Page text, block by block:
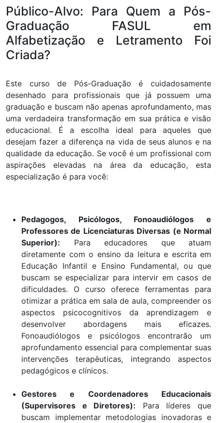
Público-Alvo: Para Quem a Pós-
Graduação FASUL em
Alfabetização e Letramento Foi
Criada?
Este curso de Pós-Graduação é cuidadosamente
desenhado para profissionais que já possuem uma
graduação e buscam não apenas aprofundamento, mas
uma verdadeira transformação em sua prática e visão
educacional. É a escolha ideal para aqueles que
desejam fazer a diferença na vida de seus alunos e na
qualidade da educação. Se você é um profissional com
aspirações elevadas na área da educação, esta
especialização é para você:
Pedagogos, Psicólogos, Fonoaudiólogos e
Professores de Licenciaturas Diversas (e Normal
Superior): Para educadores que atuam
diretamente com o ensino da leitura e escrita em
Educação Infantil e Ensino Fundamental, ou que
buscam se especializar para intervir em casos de
dificuldades. O curso oferece ferramentas para
otimizar a prática em sala de aula, compreender os
aspectos psicocognitivos da aprendizagem e
desenvolver abordagens mais eficazes.
Fonoaudiólogos e psicólogos encontrarão um
aprofundamento essencial para complementar suas
intervenções terapêuticas, integrando aspectos
pedagógicos e clínicos.
Gestores e Coordenadores Educacionais
(Supervisores e Diretores): Para líderes que
buscam implementar metodologias inovadoras e